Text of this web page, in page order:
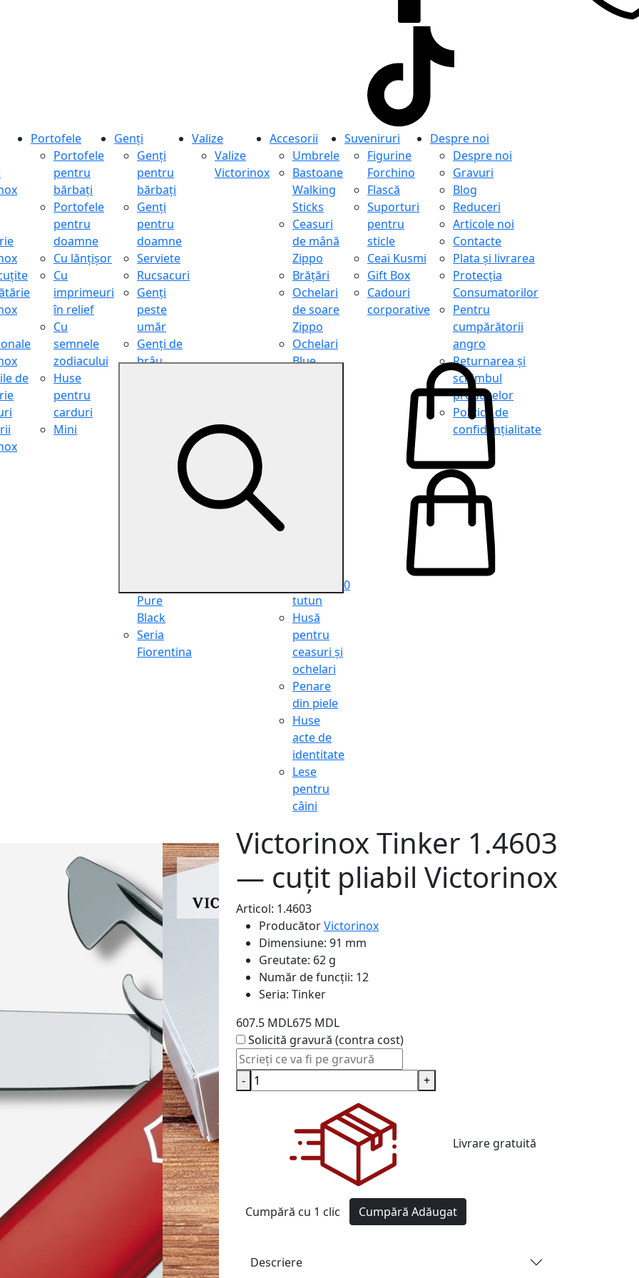
de
Portofele
Portofele
pentru
bărbați
Portofele
pentru
doamne
Cu lănțișor
Cu
imprimeuri
în relief
Cu
semnele
zodiacului
Huse
pentru
carduri
Mini
Genți
Genți
pentru
bărbați
Genți
pentru
doamne
Serviete
Rucsacuri
Genți
peste
umăr
Genți de
brâu
cosmetice
Pure
Black
Seria
Fiorentina
Valize
Valize
Victorinox
Accesorii
Umbrele
Bastoane
Walking
Sticks
Ceasuri
de mână
Zippo
Brățări
Ochelari
de soare
Zippo
Ochelari
Blue
tutun
Husă
pentru
ceasuri și
ochelari
Penare
din piele
Huse
acte de
identitate
Lese
pentru
câini
Suveniruri
Figurine
Forchino
Flască
Suporturi
pentru
sticle
Ceai Kusmi
Gift Box
Cadouri
corporative
Despre noi
Despre noi
Gravuri
Blog
Reduceri
Articole noi
Contacte
Plata și livrarea
Protecţia
Consumatorilor
Pentru
cumpărătorii
angro
Returnarea și
schimbul
produselor
Politica de
confidențialitate
0
Victorinox Tinker 1.4603
— cuțit pliabil Victorinox
Articol: 1.4603
ProducătorVictorinox
Dimensiune: 91 mm
Greutate: 62 g
Număr de funcții: 12
Seria: Tinker
607.5 MDL675 MDL
Solicită gravură (contra cost)
- +
Livrare gratuită
Cumpără cu 1 clic Cumpără Adăugat
Descriere